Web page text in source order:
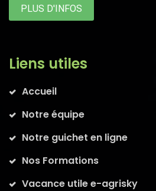
PLUS D'INFOS
Liens utiles
Accueil
Notre équipe
Notre guichet en ligne
Nos Formations
Vacance utile e-agrisky